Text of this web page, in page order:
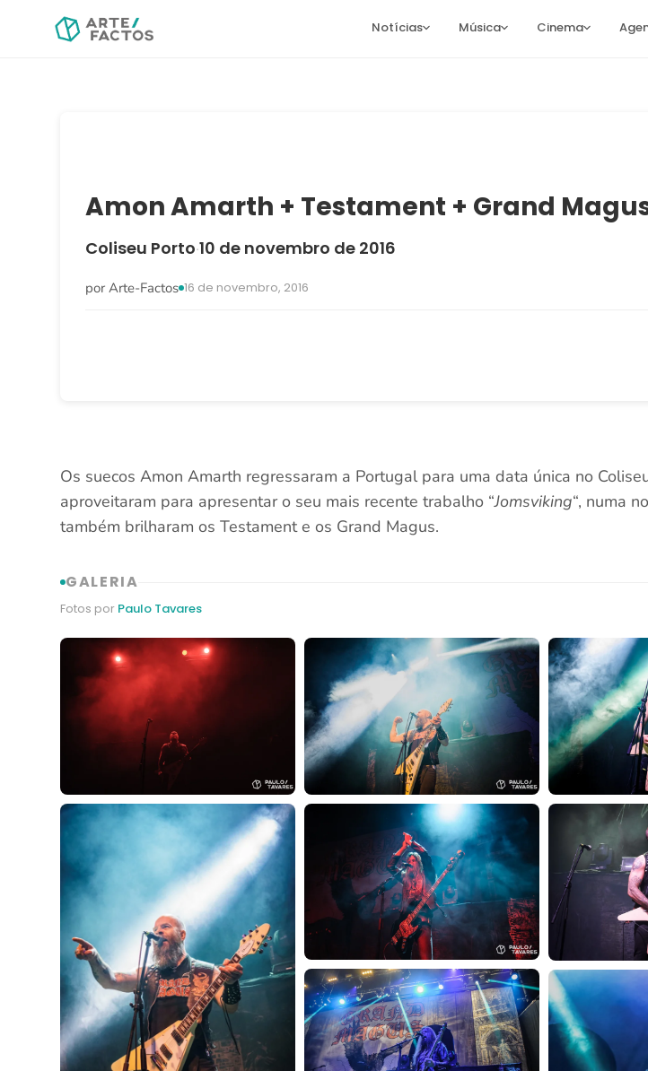
Notícias Música Cinema
Amon Amarth + Testament + Grand
Coliseu Porto·10 de novembro de 2016
por Arte-Factos 16 de novembro, 2016
Os suecos Amon Amarth regressaram a Portugal para uma data única no
aproveitaram para apresentar o seu mais recente trabalho “Jomsviking“, numa
também brilharam os Testament e os Grand Magus.
GALERIA
Fotos por Paulo Tavares